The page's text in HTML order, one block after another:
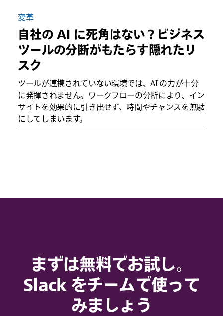
変革
自社の AI に死角はない？ビジネス
ツールの分断がもたらす隠れたリ
スク
ツールが連携されていない環境では、AI の力が十分
に発揮されません。ワークフローの分断により、イン
サイトを効果的に引き出せず、時間やチャンスを無駄
にしてしまいます。
まずは無料でお試し。
Slack をチームで使って
みましょう